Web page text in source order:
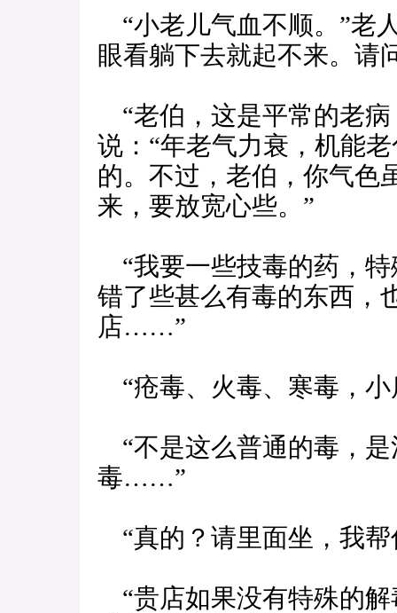
“小老儿气血不顺。”老
眼看躺下去就起不来。请
“老伯，这是平常的老病
说：“年老气力衰，机能
的。不过，老伯，你气色
来，要放宽心些。”
“我要一些技毒的药，
错了些甚么有毒的东西，
店……”
“疮毒、火毒、寒毒，
“不是这么普通的毒，
毒……”
“真的？请里面坐，我帮
“贵店如果没有特殊的